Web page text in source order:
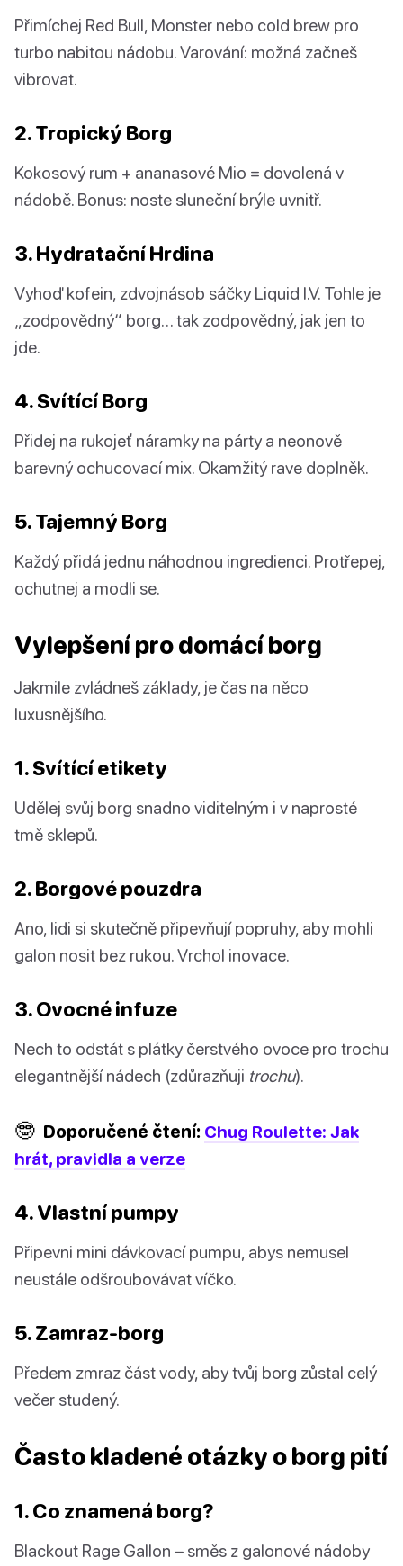
Přimíchej Red Bull, Monster nebo cold brew pro
turbo nabitou nádobu. Varování: možná začneš
vibrovat.
2. Tropický Borg
Kokosový rum + ananasové Mio = dovolená v
nádobě. Bonus: noste sluneční brýle uvnitř.
3. Hydratační Hrdina
Vyhoď kofein, zdvojnásob sáčky Liquid I.V. Tohle je
„zodpovědný“ borg… tak zodpovědný, jak jen to
jde.
4. Svítící Borg
Přidej na rukojeť náramky na párty a neonově
barevný ochucovací mix. Okamžitý rave doplněk.
5. Tajemný Borg
Každý přidá jednu náhodnou ingredienci. Protřepej,
ochutnej a modli se.
Vylepšení pro domácí borg
Jakmile zvládneš základy, je čas na něco
luxusnějšího.
1. Svítící etikety
Udělej svůj borg snadno viditelným i v naprosté
tmě sklepů.
2. Borgové pouzdra
Ano, lidi si skutečně připevňují popruhy, aby mohli
galon nosit bez rukou. Vrchol inovace.
3. Ovocné infuze
Nech to odstát s plátky čerstvého ovoce pro trochu
elegantnější nádech (zdůrazňuji trochu).
🤓 Doporučené čtení: Chug Roulette: Jak
hrát, pravidla a verze
4. Vlastní pumpy
Připevni mini dávkovací pumpu, abys nemusel
neustále odšroubovávat víčko.
5. Zamraz-borg
Předem zmraz část vody, aby tvůj borg zůstal celý
večer studený.
Často kladené otázky o borg pití
1. Co znamená borg?
Blackout Rage Gallon – směs z galonové nádoby